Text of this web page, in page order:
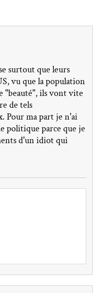
surtout que leurs
vu que la population
"beauté", ils vont vite
de tels
Pour ma part je n'ai
politique parce que je
d'un idiot qui